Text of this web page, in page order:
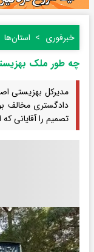
خبرفوری استان‌ها
چه طور ملک
دادگستری مخالف
تصمیم را آقایانی که